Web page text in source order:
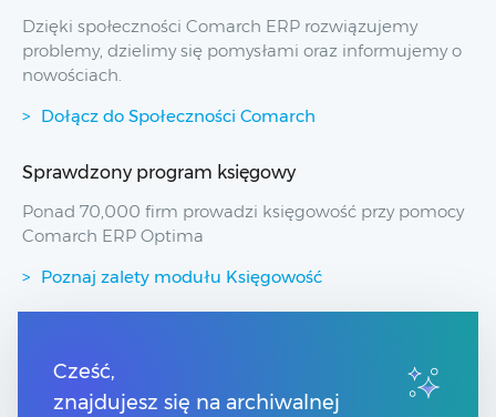
Dzięki społeczności Comarch ERP rozwiązujemy
problemy, dzielimy się pomysłami oraz informujemy o
nowościach.
Dołącz do Społeczności Comarch
Sprawdzony program księgowy
Ponad 70,000 firm prowadzi księgowość przy pomocy
Comarch ERP Optima
Poznaj zalety modułu Księgowość
Przydatne linki
Spis treści
Cześć,
znajdujesz się na archiwalnej